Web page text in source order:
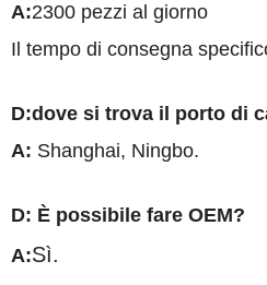
A:2300 pezzi al giorno
Il tempo di consegna
D:dove si trova il porto di
A: Shanghai, Ningbo.
D: È possibile fare OEM?
A:Sì.